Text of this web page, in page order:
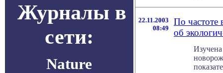
Журналы в
сети:
Nature
22.11.2003
08:49
По частоте
об